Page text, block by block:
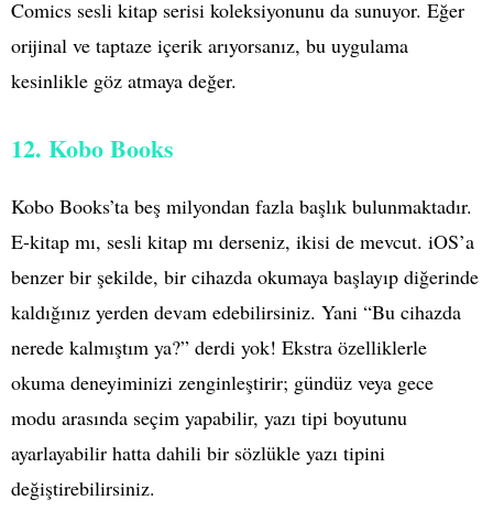
Comics sesli kitap serisi koleksiyonunu da sunuyor. Eğer
orijinal ve taptaze içerik arıyorsanız, bu uygulama
kesinlikle göz atmaya değer.
12. Kobo Books
Kobo Books’ta beş milyondan fazla başlık bulunmaktadır.
E-kitap mı, sesli kitap mı derseniz, ikisi de mevcut. iOS’a
benzer bir şekilde, bir cihazda okumaya başlayıp diğerinde
kaldığınız yerden devam edebilirsiniz. Yani “Bu cihazda
nerede kalmıştım ya?” derdi yok! Ekstra özelliklerle
okuma deneyiminizi zenginleştirir; gündüz veya gece
modu arasında seçim yapabilir, yazı tipi boyutunu
ayarlayabilir hatta dahili bir sözlükle yazı tipini
değiştirebilirsiniz.